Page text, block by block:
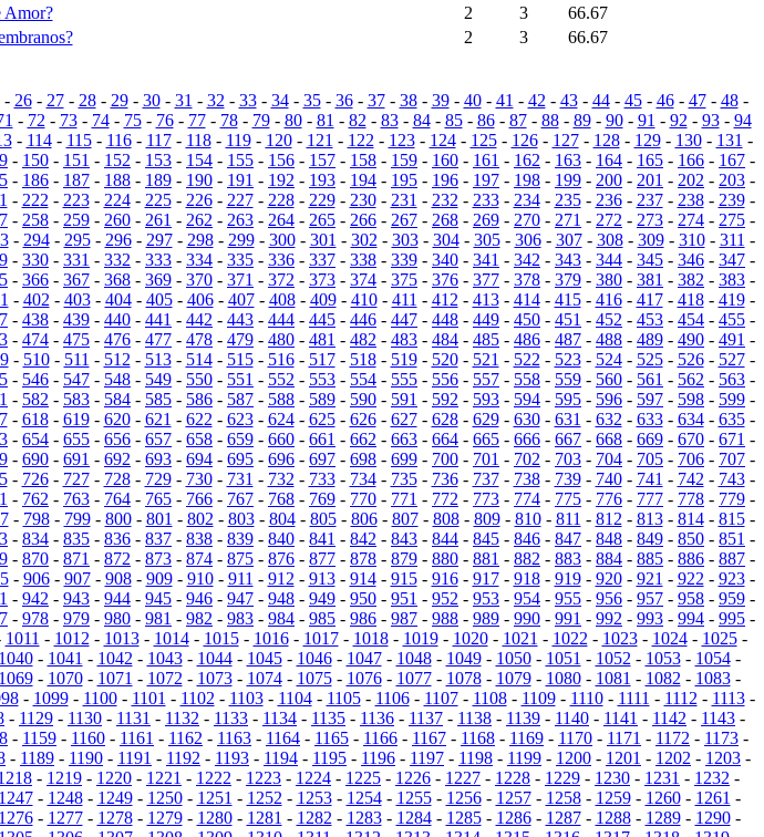
Amor? 2 3
66.67
2 3 66.67
- 26- 27- 28- 29- 30- 31 - 32 - 33- 34- 35- 36- 37- 38- 39- 40- 41 - 42 - 43- 44- 45- 46- 47- 48-
- 72 - 73- 74- 75- 76- 77- 78- 79- 80- 81 - 82 - 83- 84- 85- 86- 87- 88- 89- 90- 91 - 92 - 93- 94
- 114- 115- 116- 117- 118- 119- 120- 121 - 122 - 123- 124- 125- 126- 127- 128- 129- 130- 131 -
- 150 - 151 - 152 - 153 - 154 - 155 - 156 - 157 - 158 - 159 - 160 - 161 - 162 - 163 - 164 - 165 - 166 - 167 -
- 186 - 187 - 188 - 189 - 190 - 191 - 192 - 193 - 194 - 195 - 196 - 197 - 198 - 199 - 200 - 201 - 202 - 203 -
- 222 - 223- 224- 225- 226- 227- 228- 229- 230- 231 - 232 - 233- 234- 235- 236- 237- 238- 239-
- 258 - 259 - 260 - 261 - 262 - 263 - 264 - 265 - 266 - 267 - 268 - 269 - 270 - 271 - 272 - 273 - 274 - 275 -
- 294- 295- 296- 297- 298- 299- 300- 301 - 302 - 303- 304- 305- 306- 307- 308- 309- 310- 311 -
- 330 - 331 - 332 - 333 - 334 - 335 - 336 - 337 - 338 - 339 - 340 - 341 - 342 - 343 - 344 - 345 - 346 - 347 -
- 366 - 367 - 368 - 369 - 370 - 371 - 372 - 373 - 374 - 375 - 376 - 377 - 378 - 379 - 380 - 381 - 382 - 383 -
- 402 - 403- 404- 405- 406- 407- 408- 409- 410- 411 - 412 - 413- 414- 415- 416- 417- 418- 419-
- 438 - 439 - 440 - 441 - 442 - 443 - 444 - 445 - 446 - 447 - 448 - 449 - 450 - 451 - 452 - 453 - 454 - 455 -
- 474 - 475 - 476 - 477 - 478 - 479 - 480 - 481 - 482 - 483 - 484 - 485 - 486 - 487 - 488 - 489 - 490 - 491 -
- 510- 511 - 512 - 513- 514- 515- 516- 517- 518- 519- 520- 521 - 522 - 523- 524- 525- 526- 527-
- 546 - 547 - 548 - 549 - 550 - 551 - 552 - 553 - 554 - 555 - 556 - 557 - 558 - 559 - 560 - 561 - 562 - 563 -
- 582 - 583 - 584 - 585 - 586 - 587 - 588 - 589 - 590 - 591 - 592 - 593 - 594 - 595 - 596 - 597 - 598 - 599 -
- 618- 619- 620- 621 - 622 - 623- 624- 625- 626- 627- 628- 629- 630- 631 - 632 - 633- 634- 635-
- 654 - 655 - 656 - 657 - 658 - 659 - 660 - 661 - 662 - 663 - 664 - 665 - 666 - 667 - 668 - 669 - 670 - 671 -
- 690 - 691 - 692 - 693 - 694 - 695 - 696 - 697 - 698 - 699 - 700 - 701 - 702 - 703 - 704 - 705 - 706 - 707 -
- 726- 727- 728- 729- 730- 731 - 732 - 733- 734- 735- 736- 737- 738- 739- 740- 741 - 742 - 743-
- 762 - 763 - 764 - 765 - 766 - 767 - 768 - 769 - 770 - 771 - 772 - 773 - 774 - 775 - 776 - 777 - 778 - 779 -
- 798- 799- 800- 801 - 802 - 803- 804- 805- 806- 807- 808- 809- 810- 811 - 812 - 813- 814- 815-
- 834 - 835 - 836 - 837 - 838 - 839 - 840 - 841 - 842 - 843 - 844 - 845 - 846 - 847 - 848 - 849 - 850 - 851 -
- 870 - 871 - 872 - 873 - 874 - 875 - 876 - 877 - 878 - 879 - 880 - 881 - 882 - 883 - 884 - 885 - 886 - 887 -
- 906- 907- 908- 909- 910- 911 - 912 - 913- 914- 915- 916- 917- 918- 919- 920- 921 - 922 - 923-
- 942 - 943 - 944 - 945 - 946 - 947 - 948 - 949 - 950 - 951 - 952 - 953 - 954 - 955 - 956 - 957 - 958 - 959 -
- 978 - 979 - 980 - 981 - 982 - 983 - 984 - 985 - 986 - 987 - 988 - 989 - 990 - 991 - 992 - 993 - 994 - 995 -
1011 - 1012 - 1013- 1014- 1015- 1016- 1017- 1018- 1019- 1020- 1021 - 1022 - 1023- 1024- 1025-
1040- 1041 - 1042 - 1043- 1044- 1045- 1046- 1047- 1048- 1049- 1050- 1051 - 1052 - 1053- 1054-
1069- 1070- 1071 - 1072 - 1073- 1074- 1075- 1076- 1077- 1078- 1079- 1080- 1081 - 1082 - 1083-
- 1099- 1100- 1101 - 1102 - 1103- 1104- 1105- 1106- 1107- 1108- 1109- 1110- 1111 - 1112 - 1113-
- 1129 - 1130 - 1131 - 1132 - 1133 - 1134 - 1135 - 1136 - 1137 - 1138 - 1139 - 1140 - 1141 - 1142 - 1143 -
- 1159 - 1160 - 1161 - 1162 - 1163 - 1164 - 1165 - 1166 - 1167 - 1168 - 1169 - 1170 - 1171 - 1172 - 1173 -
- 1189 - 1190 - 1191 - 1192 - 1193 - 1194 - 1195 - 1196 - 1197 - 1198 - 1199 - 1200 - 1201 - 1202 - 1203 -
- 1219 - 1220 - 1221 - 1222 - 1223 - 1224 - 1225 - 1226 - 1227 - 1228 - 1229 - 1230 - 1231 - 1232 -
1247- 1248- 1249- 1250- 1251 - 1252 - 1253- 1254- 1255- 1256- 1257- 1258- 1259- 1260- 1261 -
1276- 1277- 1278- 1279- 1280- 1281 - 1282 - 1283- 1284- 1285- 1286- 1287- 1288- 1289- 1290-